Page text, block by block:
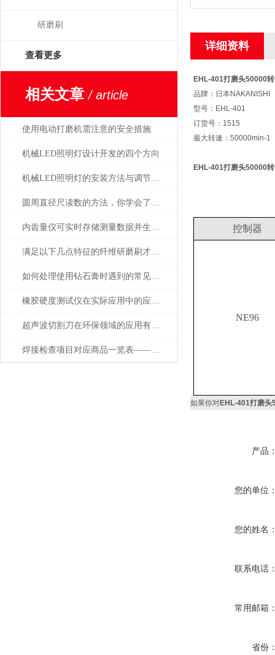
研磨刷
查看更多
相关文章/ article
使用电动打磨机需注意的安全措施
机械LED照明灯设计开发的四个方向
机械LED照明灯的安装方法与调节方式
圆周直径尺读数的方法，你学会了吗？
内齿量仪可实时存储测量数据并生成报告
满足以下几点特征的纤维研磨刷才能称之为好产品
如何处理使用钻石膏时遇到的常见问题和挑战
橡胶硬度测试仪在实际应用中的应用场景
超声波切割刀在环保领域的应用有哪些
焊接检查项目对应商品一览表——日本SK新泻精机
详细资料
EHL-401打磨头50000
品牌：日本NAKANISHI
型号：EHL-401
订货号：1515
最大转速：50000min-1
EHL-401打磨头50000
控制器
NE96
如果你对EHL-401打磨
产品
您的单位
您的姓名
联系电话
常用邮箱
省份